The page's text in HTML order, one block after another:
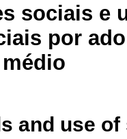
sociais e
por
and use